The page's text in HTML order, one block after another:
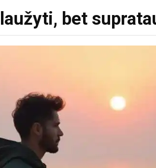
bet